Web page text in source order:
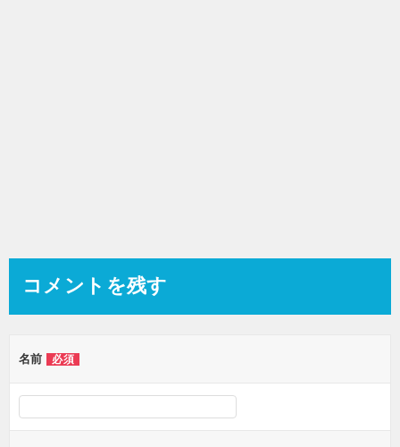
コメントを残す
名前 必須